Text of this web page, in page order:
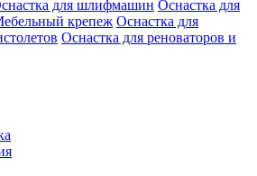
для шлифмашин Оснастка для
крепеж Оснастка для
Оснастка для реноваторов и